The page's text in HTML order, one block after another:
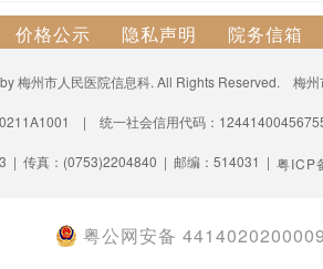
价格公示 隐私声明 院务信箱
梅州市人民医院信息科. All Rights Reserved. 梅州
| 统一社会信用代码：
| 传真：(0753)2204840 | 邮编：514031 | 粤ICP
粤公网安备